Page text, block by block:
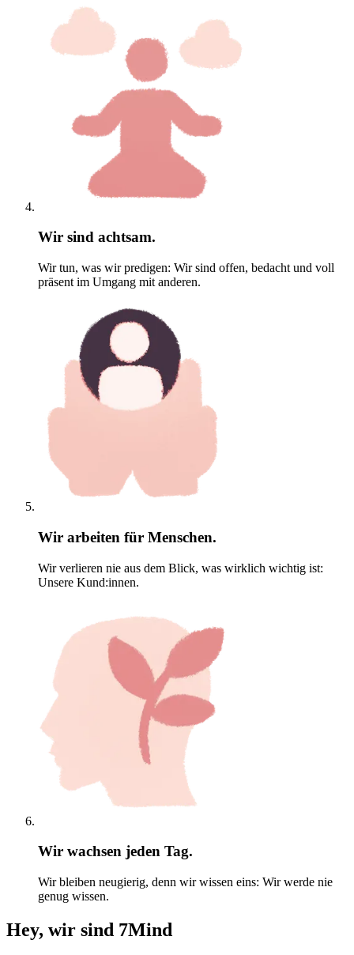
Wir sind achtsam.
Wir tun, was wir predigen: Wir sind offen, bedacht und voll
präsent im Umgang mit anderen.
Wir arbeiten für Menschen.
Wir verlieren nie aus dem Blick, was wirklich wichtig ist:
Unsere Kund:innen.
Wir wachsen jeden Tag.
Wir bleiben neugierig, denn wir wissen eins: Wir werde nie
genug wissen.
Hey, wir sind 7Mind